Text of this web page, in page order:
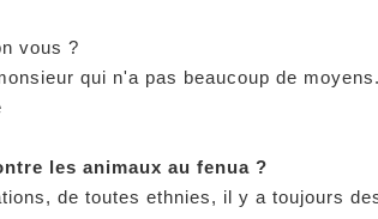
vous ?
qui n'a pas beaucoup de
les animaux au fenua ?
de toutes ethnies, il y a toujours